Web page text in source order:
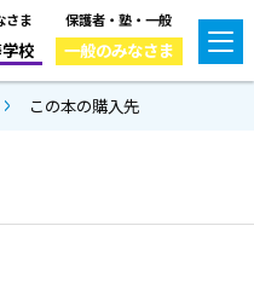
さま
校
保護者・塾・一般
一般のみなさま
この本の購入先